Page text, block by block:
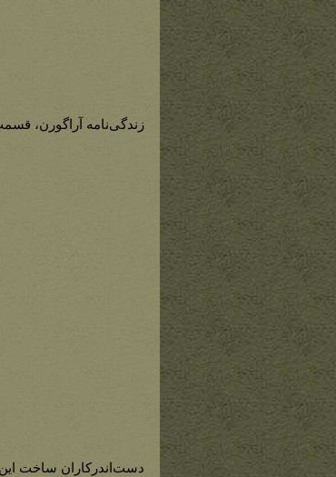
زندگی‌نامه آراگورن،
دست‌اندرکاران ساخت